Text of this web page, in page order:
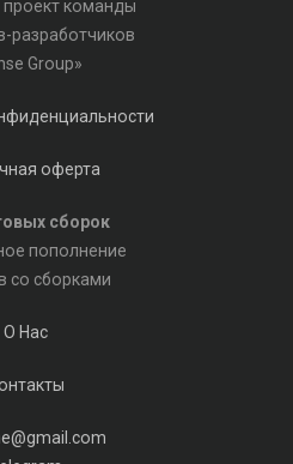
проект команды
разработчиков
Group»
оферта
сборок
пополнение
со сборками
О Нас